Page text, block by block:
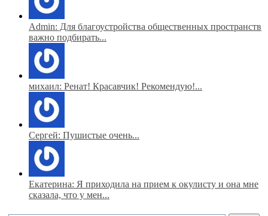
Admin: Для благоустройства общественных пространств
важно подбирать...
михаил: Ренат! Красавчик! Рекомендую!...
Сергей: Пушистые очень...
Екатерина: Я приходила на прием к окулисту и она мне
сказала, что у мен...